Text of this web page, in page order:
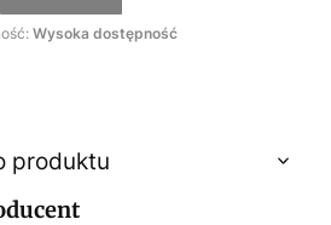
Wysoka dostępność
produktu